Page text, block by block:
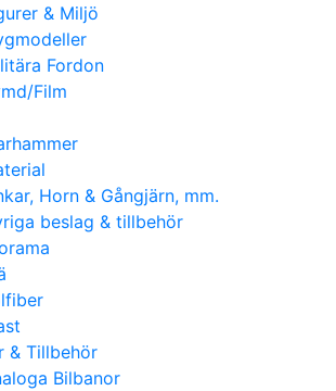
& Miljö
Fordon
Film
Horn & Gångjärn, mm.
beslag & tillbehör
& Tillbehör
Bilbanor